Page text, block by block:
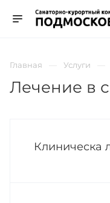
Главная Услуги
Лечение в
Клиническа